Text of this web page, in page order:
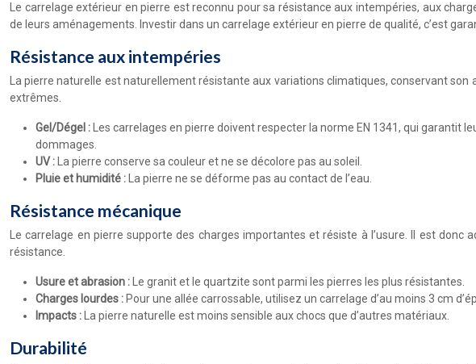
Le carrelage extérieur en pierre est reconnu pour sa résistance aux intempéries, aux
de leurs aménagements. Investir dans un carrelage extérieur en pierre de qualité, c’est
Résistance aux intempéries
La pierre naturelle est naturellement résistante aux variations climatiques, conservant
extrêmes.
Gel/Dégel :
Les carrelages en pierre doivent respecter la norme EN 1341, qui garantit
dommages.
UV :
La pierre conserve sa couleur et ne se décolore pas au soleil.
Pluie et humidité :
La pierre ne se déforme pas au contact de l’eau.
Résistance mécanique
Le carrelage en pierre supporte des charges importantes et résiste à l’usure. Il est
résistance.
Usure et abrasion :
Le granit et le quartzite sont parmi les pierres les plus résistantes.
Charges lourdes : Pour une allée carrossable, utilisez un carrelage d’au moins 3 cm
Impacts :
La pierre naturelle est moins sensible aux chocs que d’autres matériaux.
Durabilité